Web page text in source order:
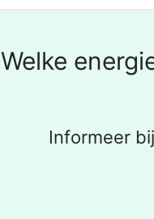
Welke
Informeer